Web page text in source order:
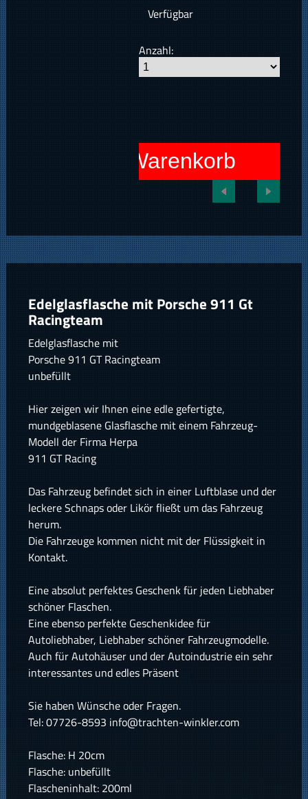
Verfügbar
Anzahl:
In den Warenkorb
Edelglasflasche mit Porsche 911 Gt
Racingteam
Edelglasflasche mit
Porsche 911 GT Racingteam
unbefüllt
Hier zeigen wir Ihnen eine edle gefertigte,
mundgeblasene Glasflasche mit einem Fahrzeug-
Modell der Firma Herpa
911 GT Racing
Das Fahrzeug befindet sich in einer Luftblase und der
leckere Schnaps oder Likör fließt um das Fahrzeug
herum.
Die Fahrzeuge kommen nicht mit der Flüssigkeit in
Kontakt.
Eine absolut perfektes Geschenk für jeden Liebhaber
schöner Flaschen.
Eine ebenso perfekte Geschenkidee für
Autoliebhaber, Liebhaber schöner Fahrzeugmodelle.
Auch für Autohäuser und der Autoindustrie ein sehr
interessantes und edles Präsent
Sie haben Wünsche oder Fragen.
Tel: 07726-8593 info@trachten-winkler.com
Flasche: H 20cm
Flasche: unbefüllt
Flascheninhalt: 200ml